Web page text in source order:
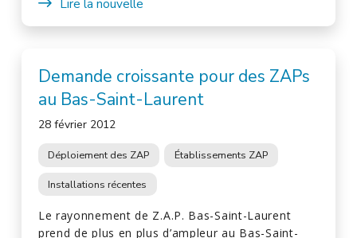
Demande croissante pour des ZAPs
au Bas-Saint-Laurent
28 février 2012
Déploiement des ZAP Établissements ZAP
Installations récentes
Le rayonnement de Z.A.P. Bas-Saint-Laurent
prend de plus en plus d’ampleur au Bas-Saint-